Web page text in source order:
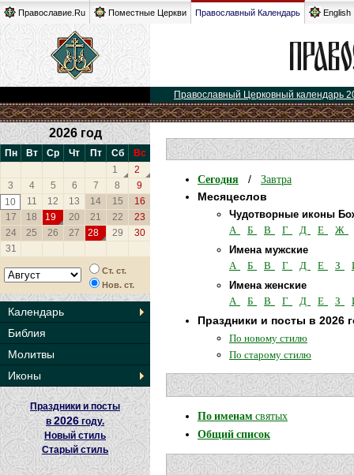
Православие.Ru Поместные Церкви Православный Календарь English
Православный Церковный календарь
2026 год
Пн Вт Ср Чт Пт Сб
Вс
1
2
3
4 5 6 7 8
9
10
11 12 13 14 15
16
17
18 19 20 21 22
23
24
25 26 27 28 29
30
31
Ст. ст.
Нов. ст.
Календарь
Библия
Молитвы
Иконы
Праздники и посты
в 2026году.
Новый стиль
Старый стиль
Сегодня / Завтра
Месяцеслов
Чудотворные иконы
А Б В Г Д Е Ж
Имена мужские
А Б В Г Д Е З
Имена женские
А Б В Г Д Е З
Праздники и посты в 2026
По новому стилю
По старому стилю
По именам святых
Общий список